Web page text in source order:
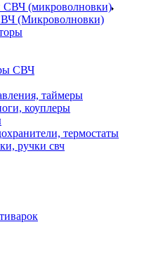
СВЧ (микроволновки)
(Микроволновки)
СВЧ
таймеры
коуплеры
термостаты
ручки свч